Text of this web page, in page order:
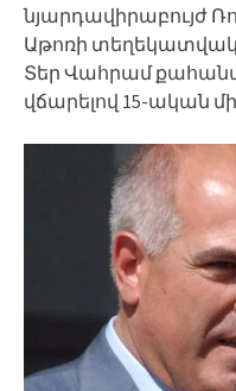
նյարդավիրաբույժ
Աթոռի
Տեր Վահրամ քահանա
վճարելով 15-ական